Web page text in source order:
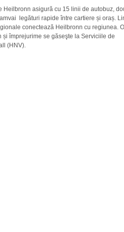
asigură cu 15 linii de autobuz,
legături rapide între cartiere și oraș.
conectează Heilbronn cu regiunea.
împrejurime se găseşte la Serviciile de
(HNV).